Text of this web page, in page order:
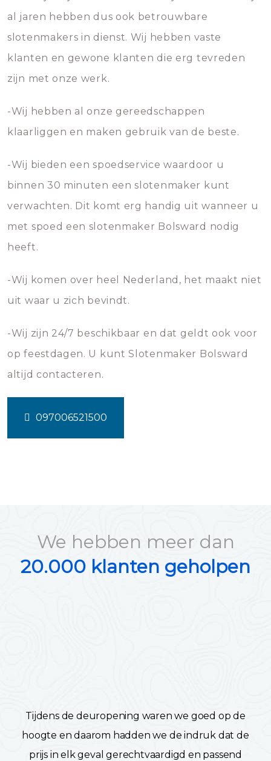
al jaren hebben dus ook betrouwbare
slotenmakers in dienst. Wij hebben vaste
klanten en gewone klanten die erg tevreden
zijn met onze werk.
-Wij hebben al onze gereedschappen
klaarliggen en maken gebruik van de beste.
-Wij bieden een spoedservice waardoor u
binnen 30 minuten een slotenmaker kunt
verwachten. Dit komt erg handig uit wanneer u
met spoed een slotenmaker Bolsward nodig
heeft.
-Wij komen over heel Nederland, het maakt niet
uit waar u zich bevindt.
-Wij zijn 24/7 beschikbaar en dat geldt ook voor
op feestdagen. U kunt Slotenmaker Bolsward
altijd contacteren.
097006521500
We hebben meer dan
20.000 klanten geholpen
Tijdens de deuropening waren we goed op de
hoogte en daarom hadden we de indruk dat de
prijs in elk geval gerechtvaardigd en passend